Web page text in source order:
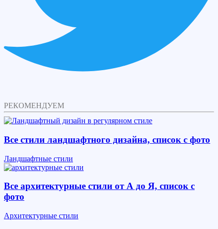
РЕКОМЕНДУЕМ
Все стили ландшафтного дизайна, список с фото
Ландшафтные стили
Все архитектурные стили от А до Я, список с
фото
Архитектурные стили